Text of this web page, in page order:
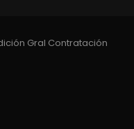
Gral Contratación